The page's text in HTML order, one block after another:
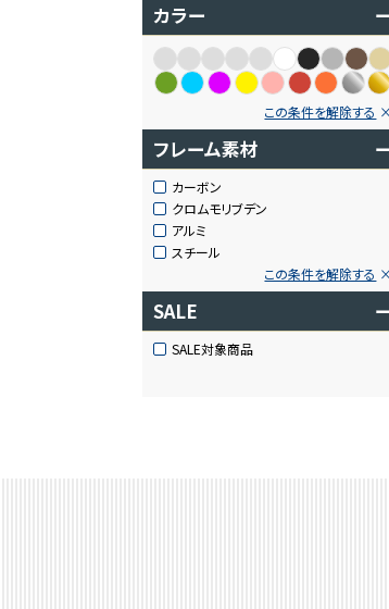
カラー
この条件を解除する
フレーム素材
カーボン
クロムモリブデン
アルミ
スチール
この条件を解除する
SALE
SALE対象商品